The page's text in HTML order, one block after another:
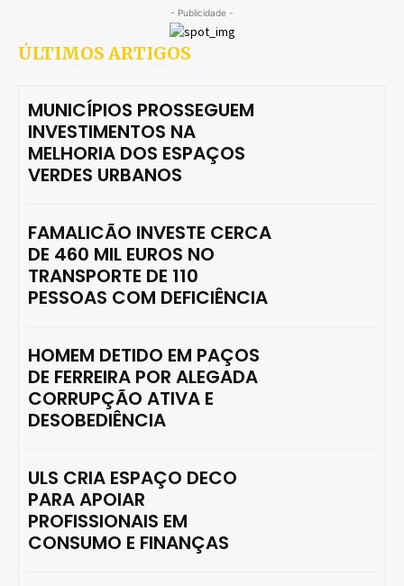
- Publicidade -
ÚLTIMOS ARTIGOS
MUNICÍPIOS PROSSEGUEM
INVESTIMENTOS NA
MELHORIA DOS ESPAÇOS
VERDES URBANOS
FAMALICÃO INVESTE CERCA
DE 460 MIL EUROS NO
TRANSPORTE DE 110
PESSOAS COM DEFICIÊNCIA
HOMEM DETIDO EM PAÇOS
DE FERREIRA POR ALEGADA
CORRUPÇÃO ATIVA E
DESOBEDIÊNCIA
ULS CRIA ESPAÇO DECO
PARA APOIAR
PROFISSIONAIS EM
CONSUMO E FINANÇAS